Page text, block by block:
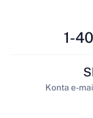
1-40
Konta e-